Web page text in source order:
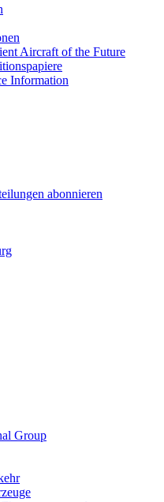
Aircraft of the Future
Information
abonnieren
Group